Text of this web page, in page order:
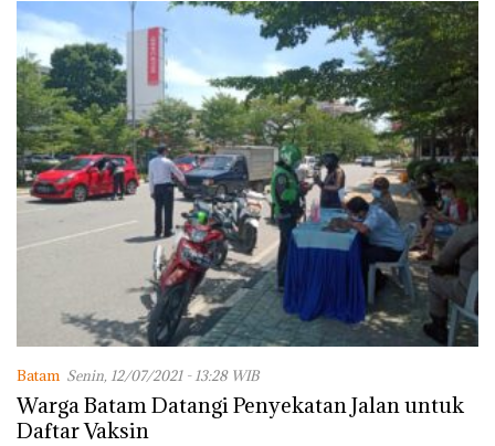
Batam Senin, 12/07/2021 - 13:28 WIB
Warga Batam Datangi Penyekatan Jalan untuk
Daftar Vaksin